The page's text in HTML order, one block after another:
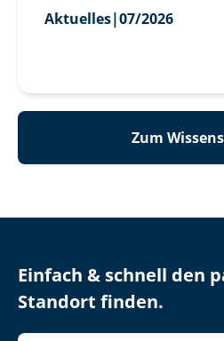
Aktuelles|07/2026
Zum
Einfach & schnell den
Standort finden.